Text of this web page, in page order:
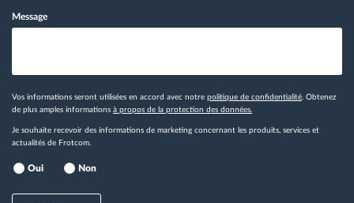
Message
Vos informations seront utilisées en accord avec notre politique de confidentialité . Obtenez
de plus amples informations à propos de la protection des données.
Je souhaite recevoir des informations de marketing concernant les produits, services et
actualités de Frotcom.
Oui Non